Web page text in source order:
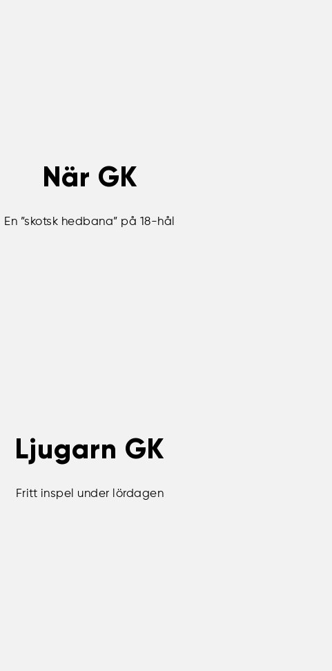
När GK
En ”skotsk hedbana” på 18-hål
Ljugarn GK
Fritt inspel under lördagen